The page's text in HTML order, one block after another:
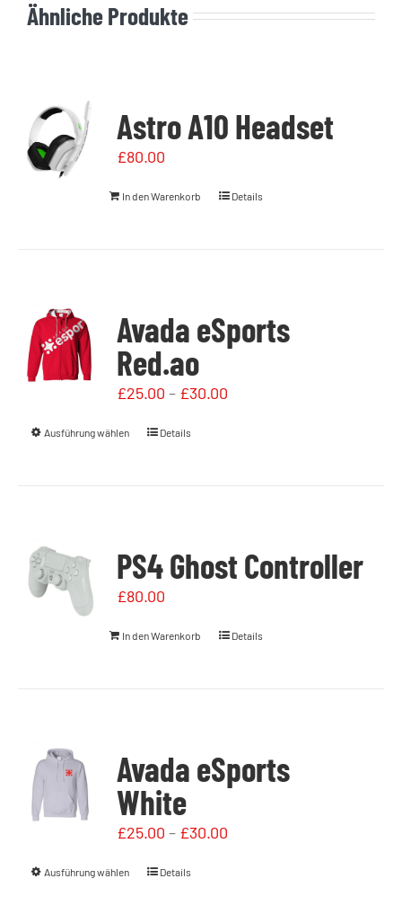
Ähnliche Produkte
Astro A10 Headset
£80.00
In den Warenkorb Details
Avada eSports
Red.ao
£25.00 – £30.00
Ausführung wählen Details
PS4 Ghost Controller
£80.00
In den Warenkorb Details
Avada eSports
White
£25.00 – £30.00
Ausführung wählen Details